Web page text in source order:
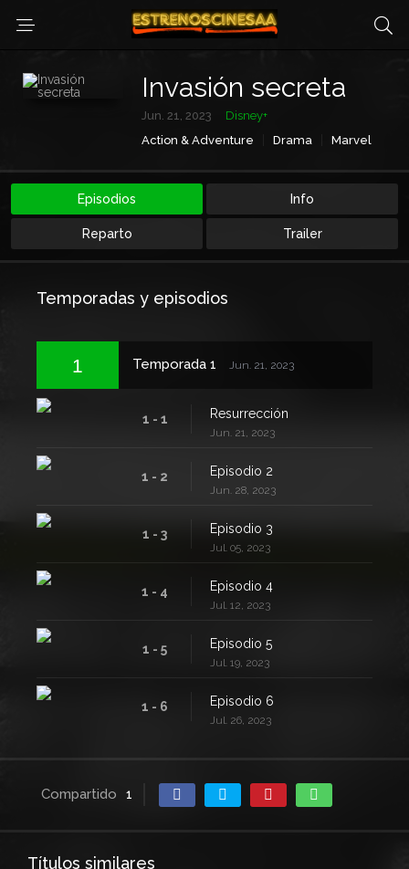
Invasión secreta
Jun. 21, 2023
Disney+
Action & Adventure
Drama
Marvel
Episodios Info
Reparto Trailer
Temporadas y episodios
1 Temporada 1 Jun. 21, 2023
1 - 1 Resurrección
Jun. 21, 2023
1 - 2 Episodio 2
Jun. 28, 2023
1 - 3 Episodio 3
Jul. 05, 2023
1 - 4 Episodio 4
Jul. 12, 2023
1 - 5 Episodio 5
Jul. 19, 2023
1 - 6 Episodio 6
Jul. 26, 2023
Compartido 1
Títulos similares